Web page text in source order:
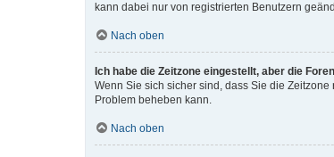
kann dabei nur von registrierten Benutzern
Nach oben
Ich habe die Zeitzone eingestellt, aber die
Wenn Sie sich sicher sind, dass Sie die
Problem beheben kann.
Nach oben